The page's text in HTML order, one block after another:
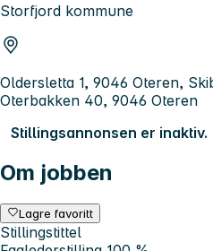
Storfjord kommune
Oldersletta 1, 9046 Oteren,
Oterbakken 40, 9046 Oteren
Stillingsannonsen er inaktiv.
Om jobben
Lagre favoritt
Stillingstittel